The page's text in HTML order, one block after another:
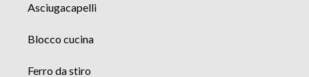
Asciugacapelli
Blocco cucina
Ferro da stiro